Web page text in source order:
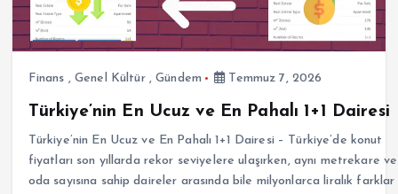
Finans , Genel Kültür,Gündem Temmuz 7, 2026
Türkiye’nin En Ucuz ve En Pahalı 1+1 Dairesi
Türkiye’nin En Ucuz ve En Pahalı 1+1 Dairesi – Türkiye’de konut
fiyatları son yıllarda rekor seviyelere ulaşırken, aynı metrekare ve
oda sayısına sahip daireler arasında bile milyonlarca liralık farklar